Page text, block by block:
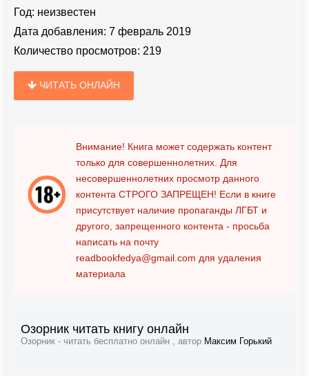
Год: неизвестен
Дата добавления: 7 февраль 2019
Количество просмотров: 219
ЧИТАТЬ ОНЛАЙН
Внимание! Книга может содержать контент
только для совершеннолетних. Для
несовершеннолетних просмотр данного
контента СТРОГО ЗАПРЕЩЕН! Если в книге
присутствует наличие пропаганды ЛГБТ и
другого, запрещенного контента - просьба
написать на почту
readbookfedya@gmail.com для удаления
материала
Озорник читать книгу онлайн
Озорник - читать бесплатно онлайн , автор Максим Горький